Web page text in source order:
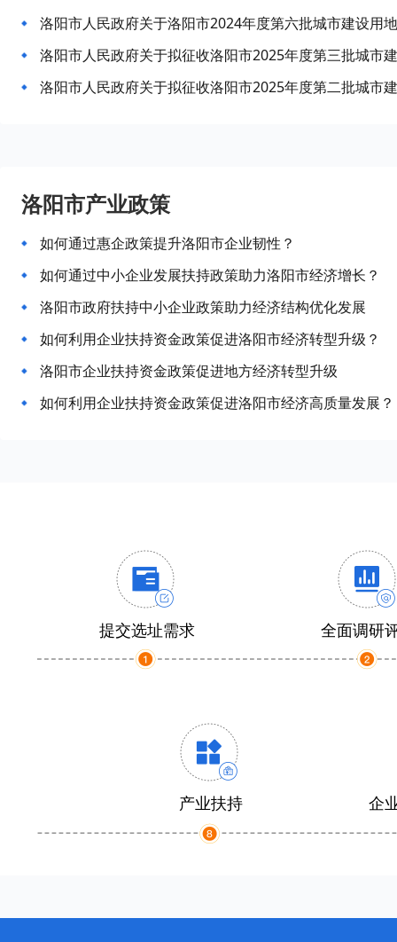
洛阳市人民政府关于洛阳市2024年度第六批城市建设用
洛阳市人民政府关于拟征收洛阳市2025年度第三批城市
洛阳市人民政府关于拟征收洛阳市2025年度第二批城市
洛阳市产业政策
如何通过惠企政策提升洛阳市企业韧性？
如何通过中小企业发展扶持政策助力洛阳市经济增长？
洛阳市政府扶持中小企业政策助力经济结构优化发展
如何利用企业扶持资金政策促进洛阳市经济转型升级？
洛阳市企业扶持资金政策促进地方经济转型升级
如何利用企业扶持资金政策促进洛阳市经济高质量发展？
提交选址需求 全面调研
产业扶持 企